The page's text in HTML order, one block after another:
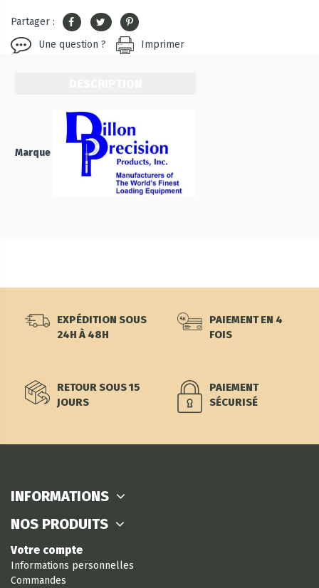
Partager :
Une question ?
Imprimer
Marque
EXPÉDITION SOUS
24H À 48H
PAIEMENT EN 4
FOIS
RETOUR SOUS 15
JOURS
PAIEMENT
SÉCURISÉ
INFORMATIONS
NOS PRODUITS
Votre compte
Informations personnelles
Commandes